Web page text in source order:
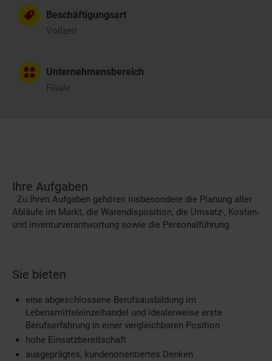
Beschäftigungsart
Vollzeit
Unternehmensbereich
Filiale
Ihre Aufgaben
Zu Ihren Aufgaben gehören insbesondere die Planung aller
Abläufe im Markt, die Warendisposition, die Umsatz-, Kosten-
und Inventurverantwortung sowie die Personalführung.
Sie bieten
eine abgeschlossene Berufsausbildung im
Lebensmitteleinzelhandel und idealerweise erste
Berufserfahrung in einer vergleichbaren Position
hohe Einsatzbereitschaft
ausgeprägtes, kundenorientiertes Denken